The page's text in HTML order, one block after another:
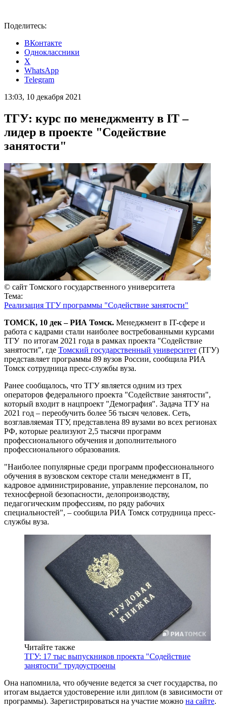
Поделитесь:
ВКонтакте
Одноклассники
X
WhatsApp
Telegram
13:03, 10 декабря 2021
ТГУ: курс по менеджменту в IT –
лидер в проекте "Содействие
занятости"
© сайт Томского государственного университета
Тема:
Реализация ТГУ программы "Содействие занятости"
ТОМСК, 10 дек – РИА Томск. Менеджмент в IT-сфере и
работа с кадрами стали наиболее востребованными курсами
ТГУ по итогам 2021 года в рамках проекта "Содействие
занятости", где Томский государственный университет (ТГУ)
представляет программы 89 вузов России, сообщила РИА
Томск сотрудница пресс-службы вуза.
Ранее сообщалось, что ТГУ является одним из трех
операторов федерального проекта "Содействие занятости",
который входит в нацпроект "Демография". Задача ТГУ на
2021 год – переобучить более 56 тысяч человек. Сеть,
возглавляемая ТГУ, представлена 89 вузами во всех регионах
РФ, которые реализуют 2,5 тысячи программ
профессионального обучения и дополнительного
профессионального образования.
"Наиболее популярные среди программ профессионального
обучения в вузовском секторе стали менеджмент в IT,
кадровое администрирование, управление персоналом, по
техносферной безопасности, делопроизводству,
педагогическим профессиям, по ряду рабочих
специальностей", – сообщила РИА Томск сотрудница пресс-
службы вуза.
Читайте также
ТГУ: 17 тыс выпускников проекта "Содействие
занятости" трудоустроены
Она напомнила, что обучение ведется за счет государства, по
итогам выдается удостоверение или диплом (в зависимости от
программы). Зарегистрироваться на участие можно на сайте.